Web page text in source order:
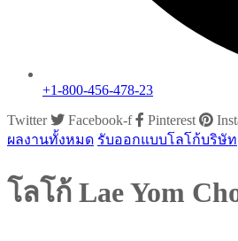
+1-800-456-478-23
Twitter
Facebook-f Pinterest
ผลงานทั้งหมด รับออกแบบโลโก้บริษัท
โลโก้ Lae Yom